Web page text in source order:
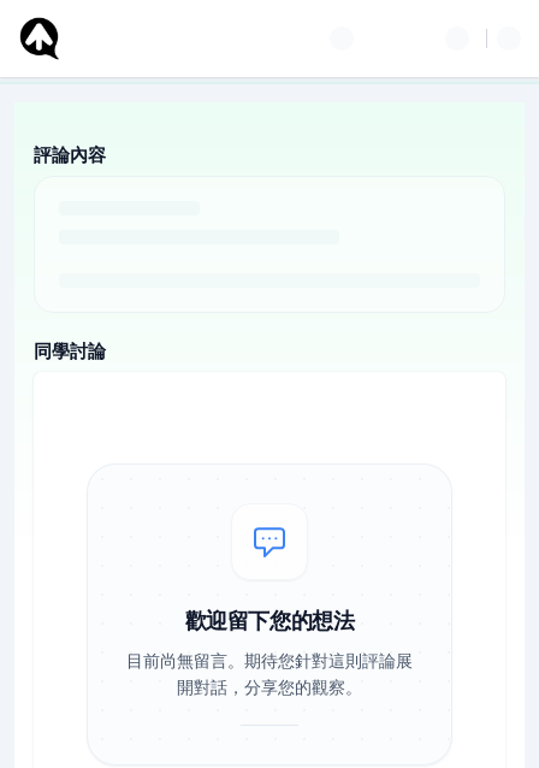
評論內容
同學討論
歡迎留下您的想法
目前尚無留言。期待您針對這則評論展
開對話，分享您的觀察。